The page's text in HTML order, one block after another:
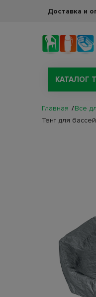
Доставка и
КАТАЛОГ
Главная Все
Тент для